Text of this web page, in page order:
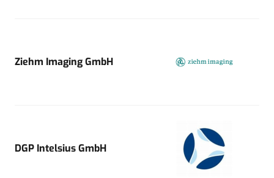
Ziehm Imaging GmbH
DGP Intelsius GmbH